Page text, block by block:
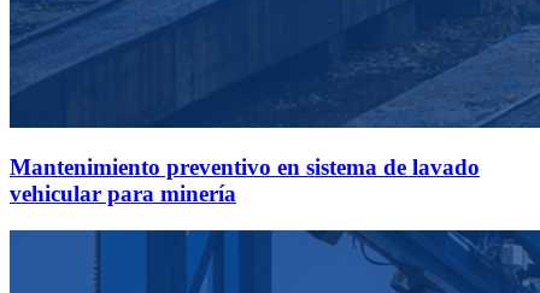
Mantenimiento preventivo en sistema de lavado
vehicular para minería